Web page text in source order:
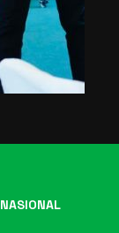
NASIONAL